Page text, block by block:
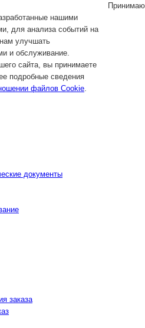
нашими
для анализа событий на
улучшать
и обслуживание.
сайта, вы принимаете
подробные сведения
файлов Cookie.
Принимаю
документы
заказа